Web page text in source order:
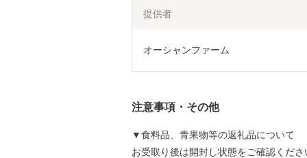
提供者
オーシャンファーム
注意事項・その他
▼食料品、青果物等の返礼品について
お受取り後は開封し状態をご確認くださ